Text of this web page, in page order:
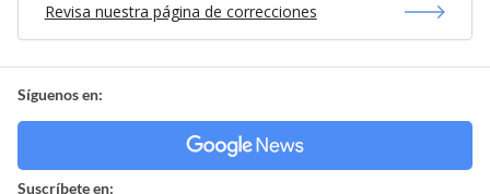
Revisa nuestra página de correcciones
Síguenos en:
Suscríbete en: